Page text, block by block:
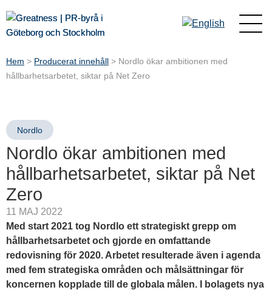
Hem > Producerat innehåll > Nordlo ökar ambitionen med
hållbarhetsarbetet, siktar på Net Zero
Nordlo
Nordlo ökar ambitionen med
hållbarhetsarbetet, siktar på Net
Zero
11 MAJ 2022
Med start 2021 tog Nordlo ett strategiskt grepp om
hållbarhetsarbetet och gjorde en omfattande
redovisning för 2020. Arbetet resulterade även i agenda
med fem strategiska områden och målsättningar för
koncernen kopplade till de globala målen. I bolagets nya